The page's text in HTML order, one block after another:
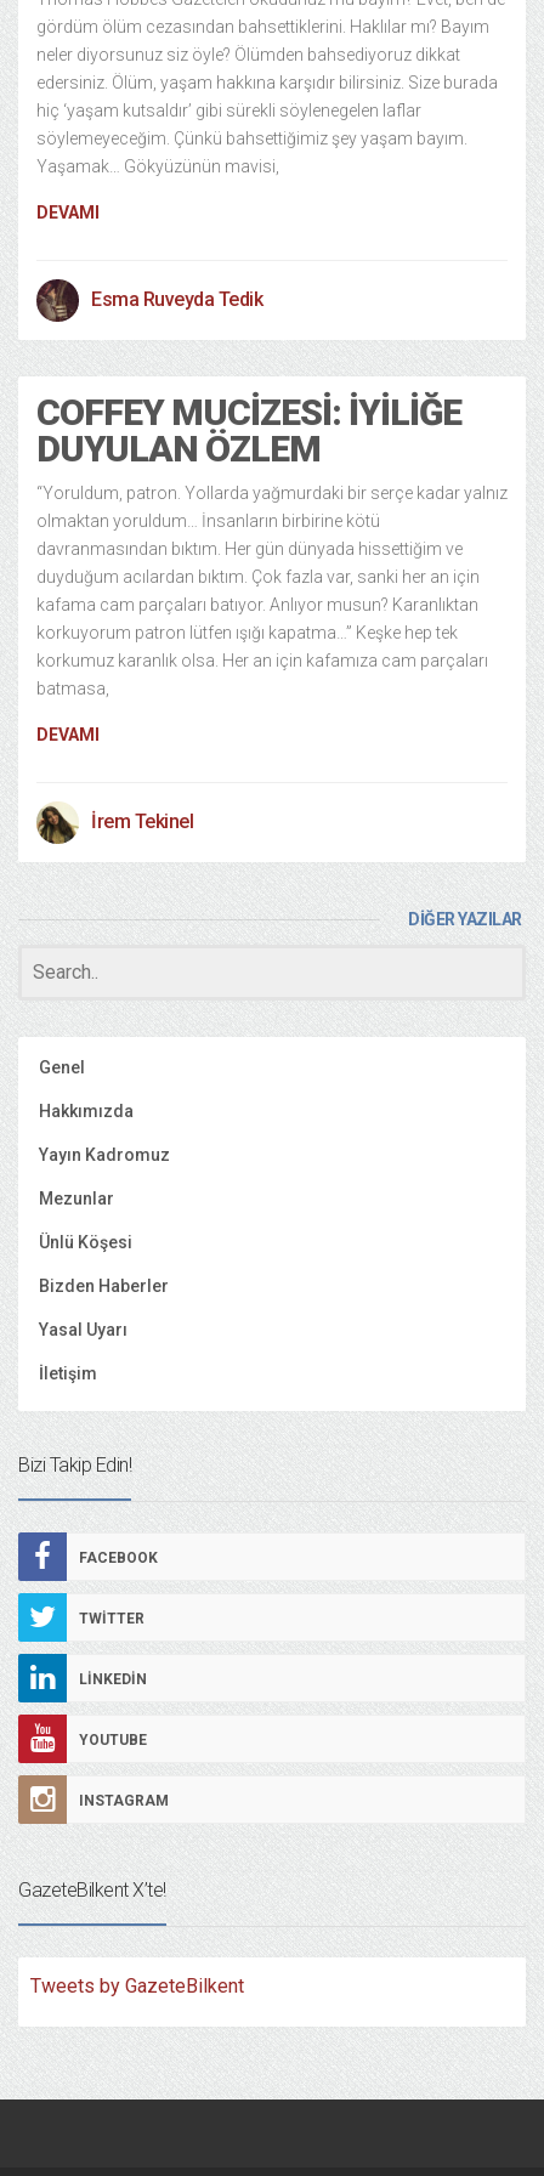
gördüm ölüm cezasından bahsettiklerini. Haklılar mı? Bayım
neler diyorsunuz siz öyle? Ölümden bahsediyoruz dikkat
edersiniz. Ölüm, yaşam hakkına karşıdır bilirsiniz. Size burada
hiç ‘yaşam kutsaldır’ gibi sürekli söylenegelen laflar
söylemeyeceğim. Çünkü bahsettiğimiz şey yaşam bayım.
Yaşamak… Gökyüzünün mavisi,
DEVAMI
Esma Ruveyda Tedik
COFFEY MUCIZESI: İYILIĞE
DUYULAN ÖZLEM
“Yoruldum, patron. Yollarda yağmurdaki bir serçe kadar yalnız
olmaktan yoruldum… İnsanların birbirine kötü
davranmasından bıktım. Her gün dünyada hissettiğim ve
duyduğum acılardan bıktım. Çok fazla var, sanki her an için
kafama cam parçaları batıyor. Anlıyor musun? Karanlıktan
korkuyorum patron lütfen ışığı kapatma…” Keşke hep tek
korkumuz karanlık olsa. Her an için kafamıza cam parçaları
batmasa,
DEVAMI
İrem Tekinel
DİĞER YAZILAR
Genel
Hakkımızda
Yayın Kadromuz
Mezunlar
Ünlü Köşesi
Bizden Haberler
Yasal Uyarı
İletişim
Bizi Takip Edin!
FACEBOOK
TWITTER
LINKEDIN
YOUTUBE
INSTAGRAM
GazeteBilkent X’te!
Tweets by GazeteBilkent